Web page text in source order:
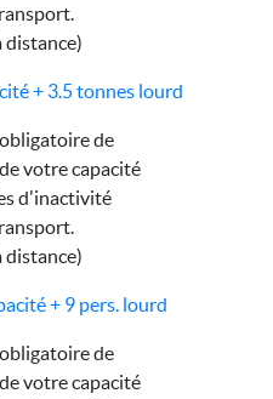
distance)
+ 3.5 tonnes lourd
de
votre capacité
d'inactivité
distance)
+ 9 pers. lourd
de
votre capacité